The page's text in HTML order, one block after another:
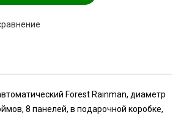
Forest Rainman, диаметр
8 панелей, в подарочной коробке,